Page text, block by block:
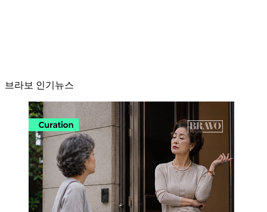
브라보 인기뉴스